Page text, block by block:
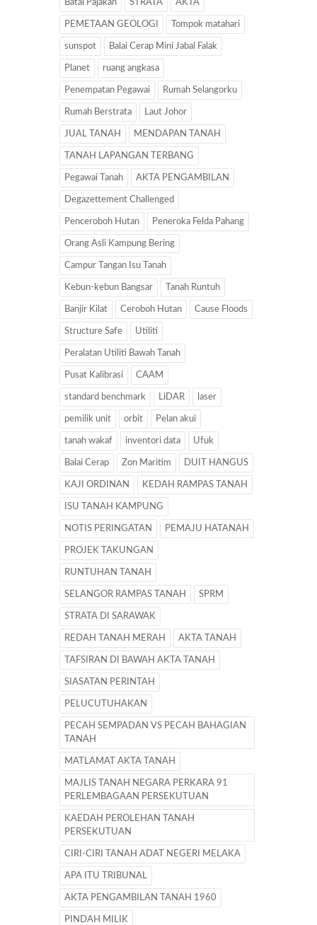
Batal Pajakan STRATA AKTA
PEMETAAN GEOLOGI Tompok matahari
sunspot Balai Cerap Mini Jabal Falak
Planet ruang angkasa
Penempatan Pegawai Rumah Selangorku
Rumah Berstrata Laut Johor
JUAL TANAH MENDAPAN TANAH
TANAH LAPANGAN TERBANG
Pegawai Tanah AKTA PENGAMBILAN
Degazettement Challenged
Penceroboh Hutan Peneroka Felda Pahang
Orang Asli Kampung Bering
Campur Tangan Isu Tanah
Kebun-kebun Bangsar Tanah Runtuh
Banjir Kilat Ceroboh Hutan Cause Floods
Structure Safe Utiliti
Peralatan Utiliti Bawah Tanah
Pusat Kalibrasi CAAM
standard benchmark LiDAR laser
pemilik unit orbit Pelan akui
tanah wakaf inventori data Ufuk
Balai Cerap Zon Maritim DUIT HANGUS
KAJI ORDINAN KEDAH RAMPAS TANAH
ISU TANAH KAMPUNG
NOTIS PERINGATAN PEMAJU HATANAH
PROJEK TAKUNGAN
RUNTUHAN TANAH
SELANGOR RAMPAS TANAH SPRM
STRATA DI SARAWAK
REDAH TANAH MERAH AKTA TANAH
TAFSIRAN DI BAWAH AKTA TANAH
SIASATAN PERINTAH
PELUCUTUHAKAN
PECAH SEMPADAN VS PECAH BAHAGIAN
TANAH
MATLAMAT AKTA TANAH
MAJLIS TANAH NEGARA PERKARA 91
PERLEMBAGAAN PERSEKUTUAN
KAEDAH PEROLEHAN TANAH
PERSEKUTUAN
CIRI-CIRI TANAH ADAT NEGERI MELAKA
APA ITU TRIBUNAL
AKTA PENGAMBILAN TANAH 1960
PINDAH MILIK